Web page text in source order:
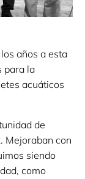
años a esta
para la
acuáticos
de
Mejoraban con
siendo
como